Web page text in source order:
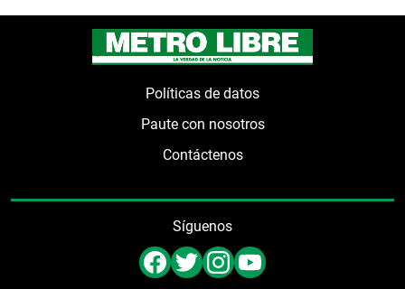
Políticas de datos
Paute con nosotros
Contáctenos
Síguenos